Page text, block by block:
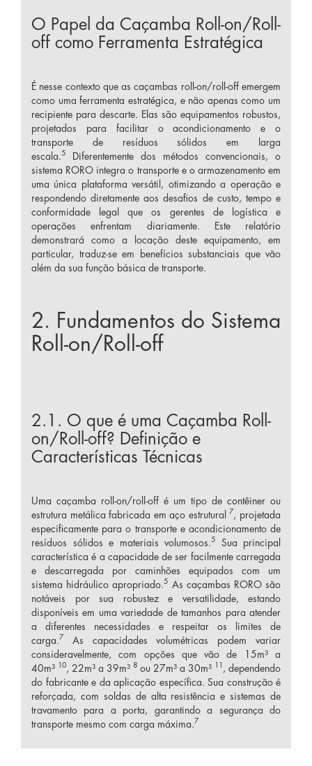
O Papel da Caçamba Roll-on/Roll-
off como Ferramenta Estratégica
É nesse contexto que as caçambas roll-on/roll-off emergem
como uma ferramenta estratégica, e não apenas como um
recipiente para descarte. Elas são equipamentos robustos,
projetados para facilitar o acondicionamento e o
transporte de resíduos sólidos em larga
escala. 5
Diferentemente dos métodos convencionais, o
sistema RORO integra o transporte e o armazenamento em
uma única plataforma versátil, otimizando a operação e
respondendo diretamente aos desafios de custo, tempo e
conformidade legal que os gerentes de logística e
operações enfrentam diariamente. Este relatório
demonstrará como a locação deste equipamento, em
particular, traduz-se em benefícios substanciais que vão
além da sua função básica de transporte.
2. Fundamentos do Sistema
Roll-on/Roll-off
2.1. O que é uma Caçamba Roll-
on/Roll-off? Definição e
Características Técnicas
Uma caçamba roll-on/roll-off é um tipo de contêiner ou
estrutura metálica fabricada em aço estrutural7
, projetada
especificamente para o transporte e acondicionamento de
resíduos sólidos e materiais volumosos. 5
Sua principal
característica é a capacidade de ser facilmente carregada
e descarregada por caminhões equipados com um
sistema hidráulico apropriado.5
As caçambas RORO são
notáveis por sua robustez e versatilidade, estando
disponíveis em uma variedade de tamanhos para atender
a diferentes necessidades e respeitar os limites de
carga. 7
As capacidades volumétricas podem variar
consideravelmente, com opções que vão de 15m³ a
40m³
10 , 22m³ a 39m³ 8 ou 27m³ a 30m³
, dependendo
do fabricante e da aplicação específica. Sua construção é
reforçada, com soldas de alta resistência e sistemas de
travamento para a porta, garantindo a segurança do
transporte mesmo com carga máxima. 7